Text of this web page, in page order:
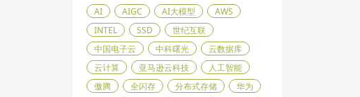
AI AIGC AI大模型
AWS
INTEL
SSD
世纪互联
中国电子云
中科曙光
云数据库
云计算
亚马逊云科技
人工智能
傲腾
全闪存 分布式存储
华为